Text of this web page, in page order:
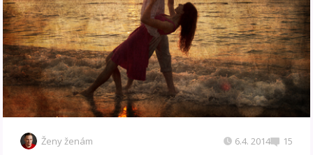
Ženy ženám 6.4. 2014 15